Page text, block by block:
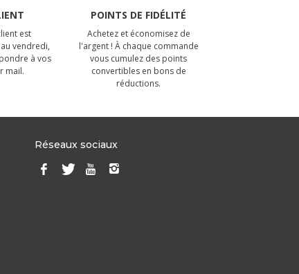
est
vendredi,
à vos
mail.
POINTS DE FIDÉLITÉ
Achetez et économisez de
l'argent ! À chaque commande
vous cumulez des points
convertibles en bons de
réductions.
Réseaux sociaux